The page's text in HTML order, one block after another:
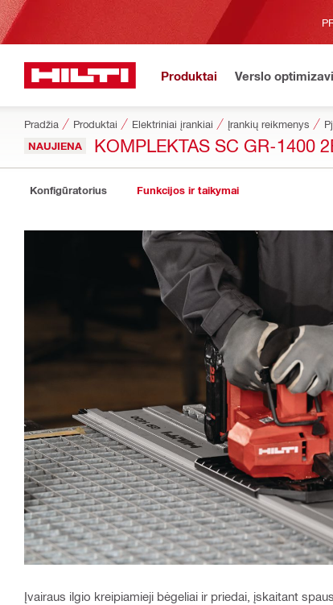
Produktai Verslo
Pradžia Produktai Elektriniai įrankiai Įrankių reikmenys
NAUJIENA KOMPLEKTAS SC GR-1400
Konfigūratorius Funkcijos ir taikymai
Įvairaus ilgio kreipiamieji bėgeliai ir priedai, įskaitant